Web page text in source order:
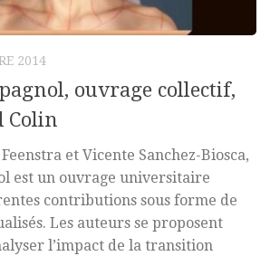
2014
ouvrage collectif,
Colin
et Vicente Sanchez-Biosca,
est un ouvrage universitaire
contributions sous forme de
Les auteurs se proposent
l’impact de la transition